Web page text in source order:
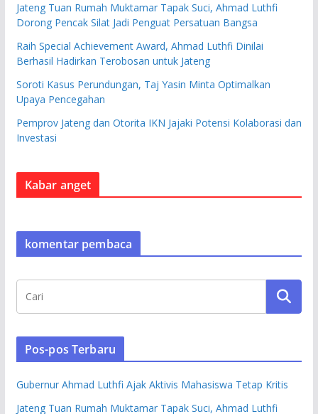
Jateng Tuan Rumah Muktamar Tapak Suci, Ahmad Luthfi
Dorong Pencak Silat Jadi Penguat Persatuan Bangsa
Raih Special Achievement Award, Ahmad Luthfi Dinilai
Berhasil Hadirkan Terobosan untuk Jateng
Soroti Kasus Perundungan, Taj Yasin Minta Optimalkan
Upaya Pencegahan
Pemprov Jateng dan Otorita IKN Jajaki Potensi Kolaborasi dan
Investasi
Kabar anget
komentar pembaca
Pos-pos Terbaru
Gubernur Ahmad Luthfi Ajak Aktivis Mahasiswa Tetap Kritis
Jateng Tuan Rumah Muktamar Tapak Suci, Ahmad Luthfi